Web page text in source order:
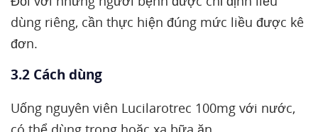
dùng riêng, cần thực hiện đúng mức liều được kê
đơn.
3.2 Cách dùng
Uống nguyên viên Lucilarotrec 100mg với nước,